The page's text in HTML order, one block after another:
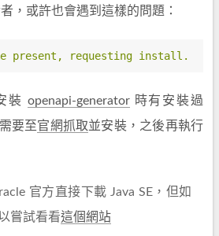
，或許也會遇到這樣的問題：
present, requesting install.
裝 openapi-generator時有安裝過
要至官網抓取並安裝，之後再執行
官方直接下載 Java SE，但如
嘗試看看這個網站